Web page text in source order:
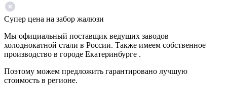
Супер цена на забор жалюзи
Мы официальный поставщик ведущих заводов
холоднокатной стали в России. Также имеем собственное
производство в городе Екатеринбурге .
Поэтому можем предложить гарантировано лучшую
стоимость в регионе.